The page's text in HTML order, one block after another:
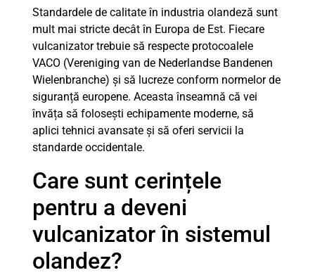
Standardele de calitate în industria olandeză sunt
mult mai stricte decât în Europa de Est. Fiecare
vulcanizator trebuie să respecte protocoalele
VACO (Vereniging van de Nederlandse Bandenen
Wielenbranche) și să lucreze conform normelor de
siguranță europene. Aceasta înseamnă că vei
învăța să folosești echipamente moderne, să
aplici tehnici avansate și să oferi servicii la
standarde occidentale.
Care sunt cerințele
pentru a deveni
vulcanizator în sistemul
olandez?